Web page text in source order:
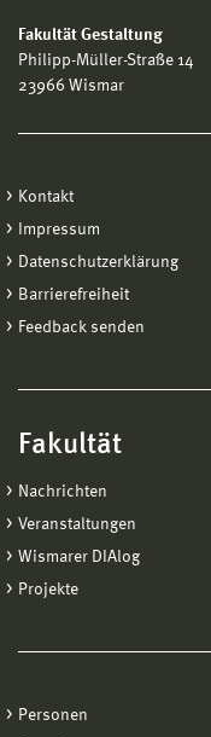
Fakultät Gestaltung
Philipp-Müller-Straße 14
23966 Wismar
Kontakt
Impressum
Datenschutzerklärung
Barrierefreiheit
Feedback senden
Fakultät
Nachrichten
Veranstaltungen
Wismarer DIAlog
Projekte
Personen